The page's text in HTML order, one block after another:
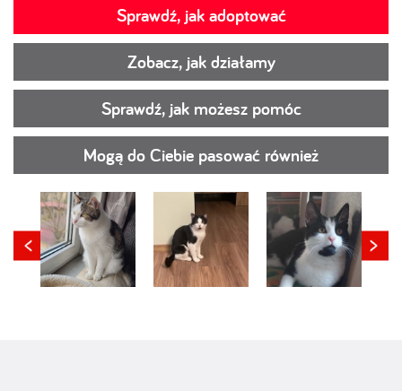
Sprawdź, jak adoptować
Zobacz, jak działamy
Sprawdź, jak możesz pomóc
Mogą do Ciebie pasować również